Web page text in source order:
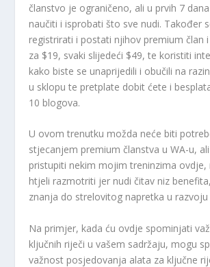
članstvo je ograničeno, ali u prvih 7
naučiti i isprobati što sve nudi. Također
registrirati i postati njihov premium član
za $19, svaki slijedeći $49, te koristiti
kako biste se unaprijedili i obučili na
u sklopu te pretplate dobit ćete i
10 blogova.
U ovom trenutku možda neće biti
stjecanjem premium članstva u WA-u,
pristupiti nekim mojim treninzima
htjeli razmotriti jer nudi čitav niz
znanja do strelovitog napretka u razvoju
Na primjer, kada ću ovdje spominjati
ključnih riječi u vašem sadržaju, mogu
važnost posjedovanja alata za ključne